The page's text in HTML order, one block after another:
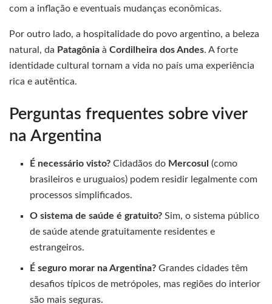
com a inflação e eventuais mudanças econômicas.
Por outro lado, a hospitalidade do povo argentino, a beleza
natural, da Patagônia à Cordilheira dos Andes. A forte
identidade cultural tornam a vida no país uma experiência
rica e autêntica.
Perguntas frequentes sobre viver
na Argentina
É necessário visto? Cidadãos do Mercosul (como
brasileiros e uruguaios) podem residir legalmente com
processos simplificados.
O sistema de saúde é gratuito? Sim, o sistema público
de saúde atende gratuitamente residentes e
estrangeiros.
É seguro morar na Argentina? Grandes cidades têm
desafios típicos de metrópoles, mas regiões do interior
são mais seguras.